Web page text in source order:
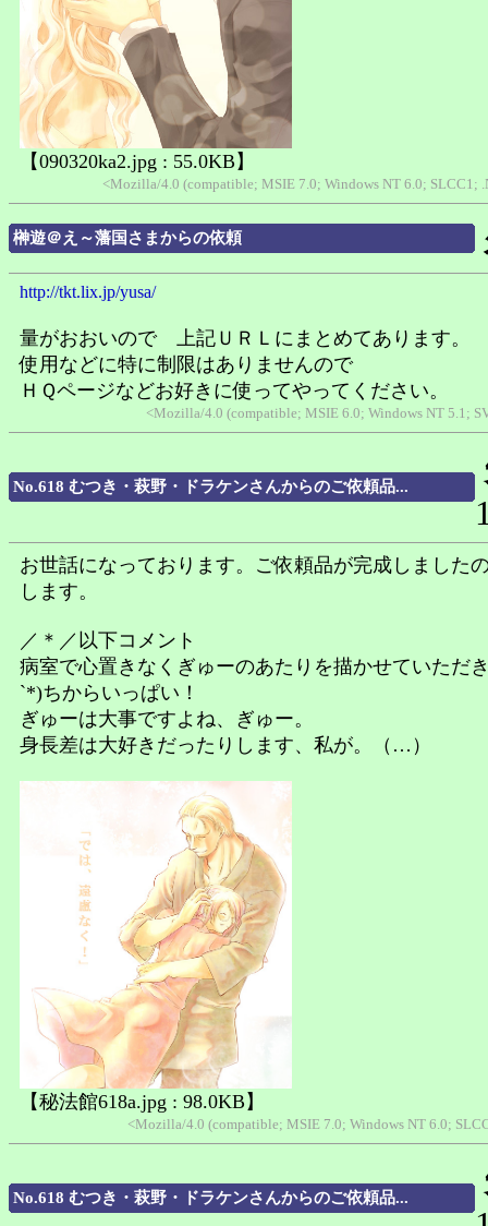
【090320ka2.jpg : 55.0KB】
<Mozilla/4.0 (compatible; MSIE 7.0; Windows NT 6.0; SLCC1;
榊遊＠え～藩国さまからの依頼
http://tkt.lix.jp/yusa/
量がおおいので 上記ＵＲＬにまとめてあります。
使用などに特に制限はありませんので
ＨＱページなどお好きに使ってやってください。
<Mozilla/4.0 (compatible; MSIE 6.0; Windows NT 5.1;
No.618 むつき・萩野・ドラケンさんからのご依頼品...
お世話になっております。ご依頼品が完成しました
します。
／＊／以下コメント
病室で心置きなくぎゅーのあたりを描かせていただ
`*)ちからいっぱい！
ぎゅーは大事ですよね、ぎゅー。
身長差は大好きだったりします、私が。（…）
【秘法館618a.jpg : 98.0KB】
<Mozilla/4.0 (compatible; MSIE 7.0; Windows NT 6.0;
No.618 むつき・萩野・ドラケンさんからのご依頼品...